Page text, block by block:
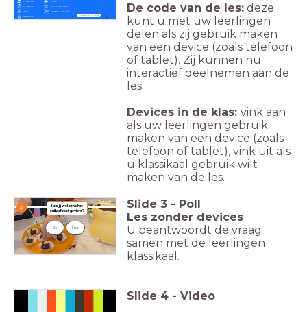
Dit leer je nu
Doen! Afbeelding vergroten
Klik op de hotspot
Navigeren door de les
De code van de les: deze
kunt u met uw leerlingen
delen als zij gebruik maken
van een device (zoals telefoon
of tablet). Zij kunnen nu
interactief deelnemen aan de
les.
Devices in de klas: vink aan
als uw leerlingen gebruik
maken van een device (zoals
telefoon of tablet), vink uit als
u klassikaal gebruik wilt
maken van de les.
Heb jij wel eens het
suikerfeest gevierd?
Ja Nee
Slide 3 - Poll
Les zonder devices
U beantwoordt de vraag
samen met de leerlingen
klassikaal.
Slide 4 - Video